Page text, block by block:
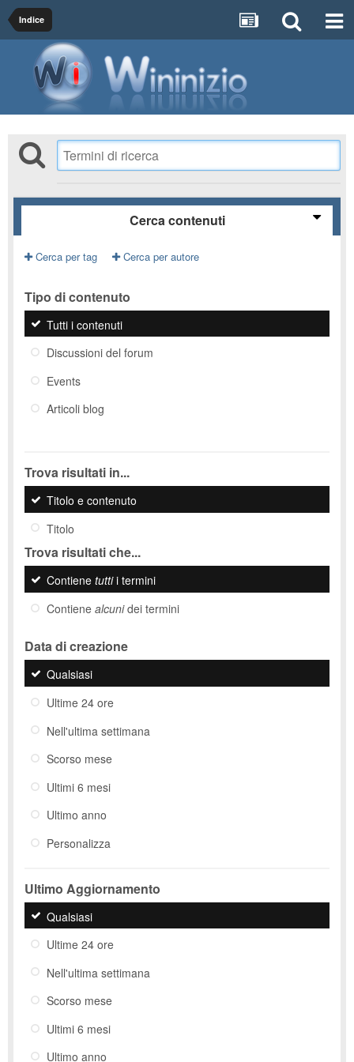
Indice
Cerca contenuti
Cerca per tag Cerca per autore
Tipo di contenuto
Tutti i contenuti
Discussioni del forum
Events
Articoli blog
Trova risultati in...
Titolo e contenuto
Titolo
Trova risultati che...
Contiene tuttii termini
Contiene alcunidei termini
Data di creazione
Qualsiasi
Ultime 24 ore
Nell'ultima settimana
Scorso mese
Ultimi 6 mesi
Ultimo anno
Personalizza
Ultimo Aggiornamento
Qualsiasi
Ultime 24 ore
Nell'ultima settimana
Scorso mese
Ultimi 6 mesi
Ultimo anno